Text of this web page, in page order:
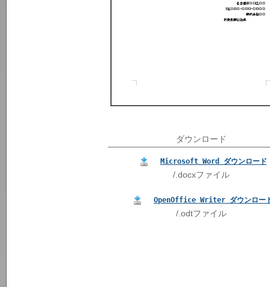
ダウンロード
Microsoft Word ダウンロード
/.docxファイル
OpenOffice Writer ダウンロー
/.odtファイル